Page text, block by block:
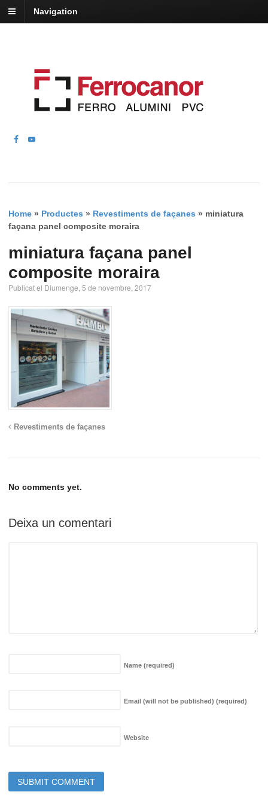
Navigation
Home » Productes » Revestiments de façanes » miniatura
façana panel composite moraira
miniatura façana panel
composite moraira
Publicat el Diumenge, 5 de novembre, 2017
Revestiments de façanes
No comments yet.
Deixa un comentari
Name (required)
Email (will not be published) (required)
Website